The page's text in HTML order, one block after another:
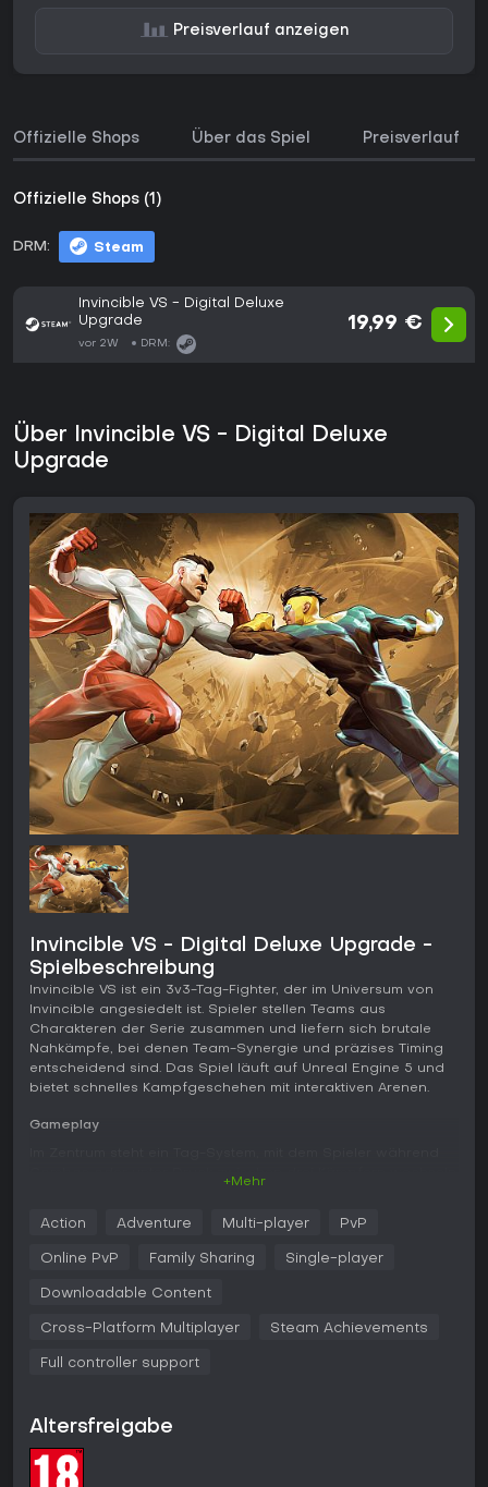
Preisverlauf anzeigen
Offizielle Shops Über das Spiel Preisverlauf
Offizielle Shops (1)
DRM: Steam
Invincible VS - Digital Deluxe
Upgrade
vor 2W DRM:
19,99 €
Über Invincible VS - Digital Deluxe
Upgrade
Invincible VS - Digital Deluxe Upgrade -
Spielbeschreibung
Invincible VS ist ein 3v3-Tag-Fighter, der im Universum von
Invincible angesiedelt ist. Spieler stellen Teams aus
Charakteren der Serie zusammen und liefern sich brutale
Nahkämpfe, bei denen Team-Synergie und präzises Timing
entscheidend sind. Das Spiel läuft auf Unreal Engine 5 und
bietet schnelles Kampfgeschehen mit interaktiven Arenen.
Gameplay
Durch ein Zwei-Wege-Interaktionsmechanik lassen sich
Combos erweitern, indem Umgebungsobjekte in die
wird mit brutalen Finishern belohnt, die zum Ton der Vorlage
zum Entkommen aus Druck, Push-Blocks zur Verteidigung
verbindet zugängliche Steuerung mit anspruchsvoller
Spielmodi
Der Story-Modus bietet eine kinematische Kampagne mit
+Mehr
Action Adventure Multi-player PvP
Online PvP Family Sharing Single-player
Downloadable Content
Cross-Platform Multiplayer Steam Achievements
Full controller support
Altersfreigabe